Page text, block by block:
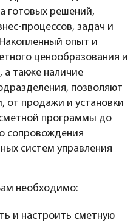
готовых решений,
процессов, задач и
опыт и
ценообразования и
а также наличие
позволяют
от продажи и установки
программы до
сопровождения
систем управления
необходимо:
и настроить сметную